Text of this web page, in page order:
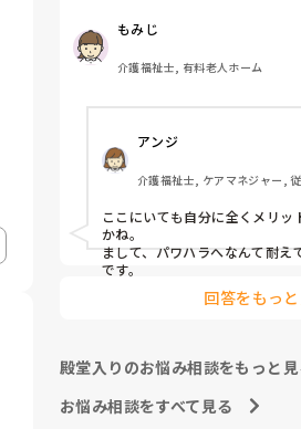
いつもご機嫌を伺うみたいなと
あり、機嫌が悪いと理不尽に叱
みたいなとこがあり凹んだりし
戸惑い、仕事を覚えるのが大変
介護の仕事だけに集中出来る今
有難いなと感謝しています。
皆さんの転職する決め手は何で
あとこの場を借りてお礼を言わ
以前アドバイス頂いた方本当に
もみじ
介護福祉士, 有料老人ホーム
アンジ
介護福祉士, ケアマネジャー,
ここにいても自分に全くメリ
かね。
まして、パワハラへなんて耐え
です。
回答をもっ
殿堂入りのお悩み相談をもっと
お悩み相談をすべて見る